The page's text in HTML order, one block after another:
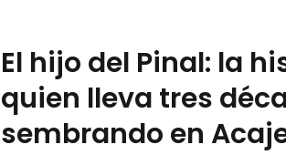
El hijo del Pinal: la
quien lleva tres
sembrando en